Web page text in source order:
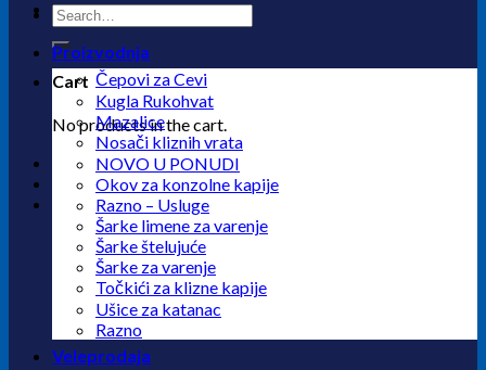
Search
for:
Cart
No products in the cart.
Proizvodnja
Čepovi za Cevi
Kugla Rukohvat
Mazalice
Nosači kliznih vrata
NOVO U PONUDI
Okov za konzolne kapije
Razno – Usluge
Šarke limene za varenje
Šarke štelujuće
Šarke za varenje
Točkići za klizne kapije
Ušice za katanac
Razno
Veleprodaja